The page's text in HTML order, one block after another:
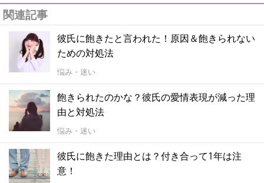
関連記事
彼氏に飽きたと言われた！原因＆飽きられない
ための対処法
悩み・迷い
飽きられたのかな？彼氏の愛情表現が減った理
由と対処法
悩み・迷い
彼氏に飽きた理由とは？付き合って1年は注
意！